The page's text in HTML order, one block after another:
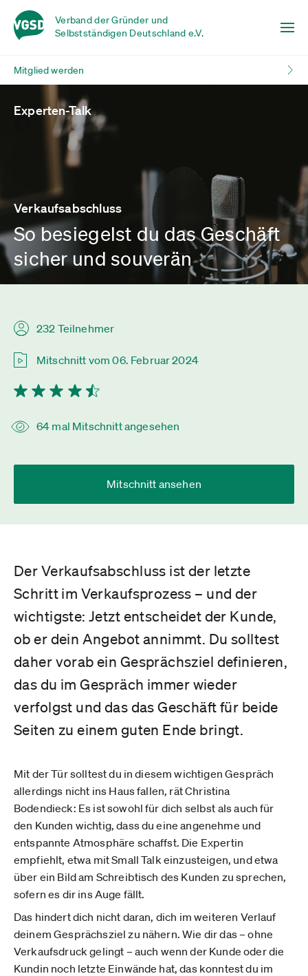
Verband der Gründer und
Selbstständigen Deutschland e.V.
Mitglied werden
Experten-Talk
Verkaufsabschluss
So besiegelst du das Geschäft
sicher und souverän
232 Teilnehmer
Mitschnitt vom 06. Februar 2024
64 mal Mitschnitt angesehen
Mitschnitt ansehen
Der Verkaufsabschluss ist der letzte
Schritt im Verkaufsprozess – und der
wichtigste: Jetzt entscheidet der Kunde,
ob er dein Angebot annimmt. Du solltest
daher vorab ein Gesprächsziel definieren,
das du im Gespräch immer wieder
verfolgst und das das Geschäft für beide
Seiten zu einem guten Ende bringt.
Mit der Tür solltest du in diesem wichtigen Gespräch
allerdings nicht ins Haus fallen, rät Christina
Bodendieck: Es ist sowohl für dich selbst als auch für
den Kunden wichtig, dass du eine angenehme und
entspannte Atmosphäre schaffst. Die Expertin
empfiehlt, etwa mit Small Talk einzusteigen, und etwa
über ein Bild am Schreibtisch des Kunden zu sprechen,
sofern es dir ins Auge fällt.
Das hindert dich nicht daran, dich im weiteren Verlauf
deinem Gesprächsziel zu nähern. Wie dir das – ohne
Verkaufsdruck gelingt – auch wenn der Kunde oder die
Kundin noch letzte Einwände hat, das konntest du im